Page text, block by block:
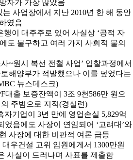
자가 가장 많았음
사업장에서 지난 2010년 한 해 동안
였음
이 대주주로 있어 사실상 ‘공적 자
도 불구하고 여러 가지 사회적 물의
~원시 복선 전철 사업’ 입찰과정에서
해양부가 적발했으나 이를 덮었다는
뉴스데스크)
대출 보증잔액이 3조 9천586만 원으
주범으로 지적(경실련)
자기업이 3년 만에 영업손실 5,829억
었음에도 사장이 연임되어 ‘고려대’와
사장에 대한 비판적 여론 급등
우건설 고위 임원에게서 1300만원
사실이 드러나며 사표를 제출함